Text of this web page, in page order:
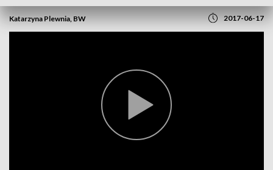
Katarzyna Plewnia, BW 2017-06-17